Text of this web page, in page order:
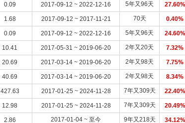
0.09 2017-09-12 ~ 2022-12-16 5年又96天 27.60%
1.68 2017-09-12 ~ 2017-11-21 70天 0.40%
0.09 2017-09-12 ~ 2022-12-16 5年又96天 24.60%
10.41 2017-05-31 ~ 2019-06-20 2年又20天 7.32%
20.69 2017-03-14 ~ 2019-06-20 2年又98天 7.75%
40.69 2017-03-14 ~ 2019-06-20 2年又98天 8.34%
427.63 2017-01-25 ~ 2024-11-28 7年又309天 22.40%
12.98 2017-01-25 ~ 2024-11-28 7年又309天 20.49%
2.86 2017-01-04 ~ 至今 9年又218天 34.12%